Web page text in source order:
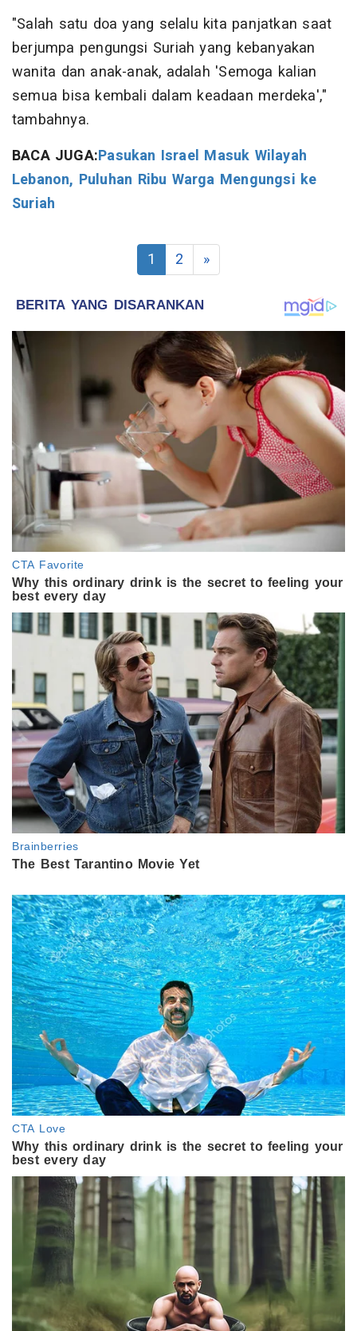
"Salah satu doa yang selalu kita panjatkan saat
berjumpa pengungsi Suriah yang kebanyakan
wanita dan anak-anak, adalah 'Semoga kalian
semua bisa kembali dalam keadaan merdeka',"
tambahnya.
BACA JUGA:Pasukan Israel Masuk Wilayah
Lebanon, Puluhan Ribu Warga Mengungsi ke
Suriah
1 2 »